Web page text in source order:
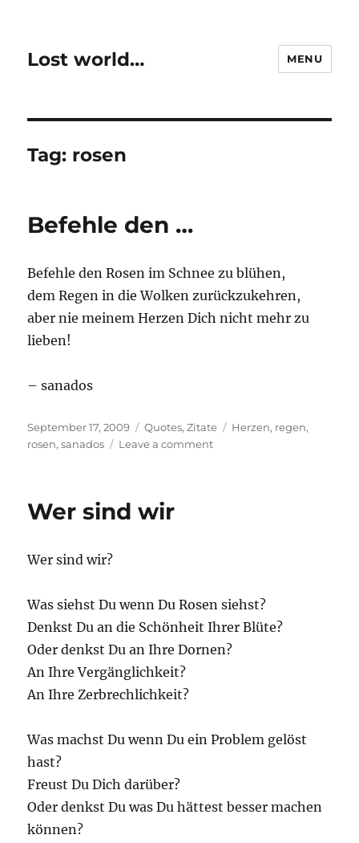
Lost world… MENU
Tag: rosen
Befehle den …
Befehle den Rosen im Schnee zu blühen,
dem Regen in die Wolken zurückzukehren,
aber nie meinem Herzen Dich nicht mehr zu
lieben!
– sanados
Posted
on
September 17, 2009 Categories
Quotes,Zitate Tags
Herzen, regen,
rosen,sanados Leave a commenton
Wer sind wir
Wer sind wir?
Was siehst Du wenn Du Rosen siehst?
Denkst Du an die Schönheit Ihrer Blüte?
Oder denkst Du an Ihre Dornen?
An Ihre Vergänglichkeit?
An Ihre Zerbrechlichkeit?
Was machst Du wenn Du ein Problem gelöst
hast?
Freust Du Dich darüber?
Oder denkst Du was Du hättest besser machen
können?